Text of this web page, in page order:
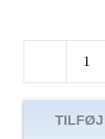
HT
TILFØJ